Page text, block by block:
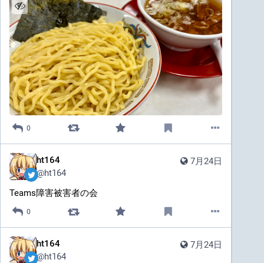
0
7月24日
ht164
@ht164
Teams障害被害者の会
0
7月24日
ht164
@ht164